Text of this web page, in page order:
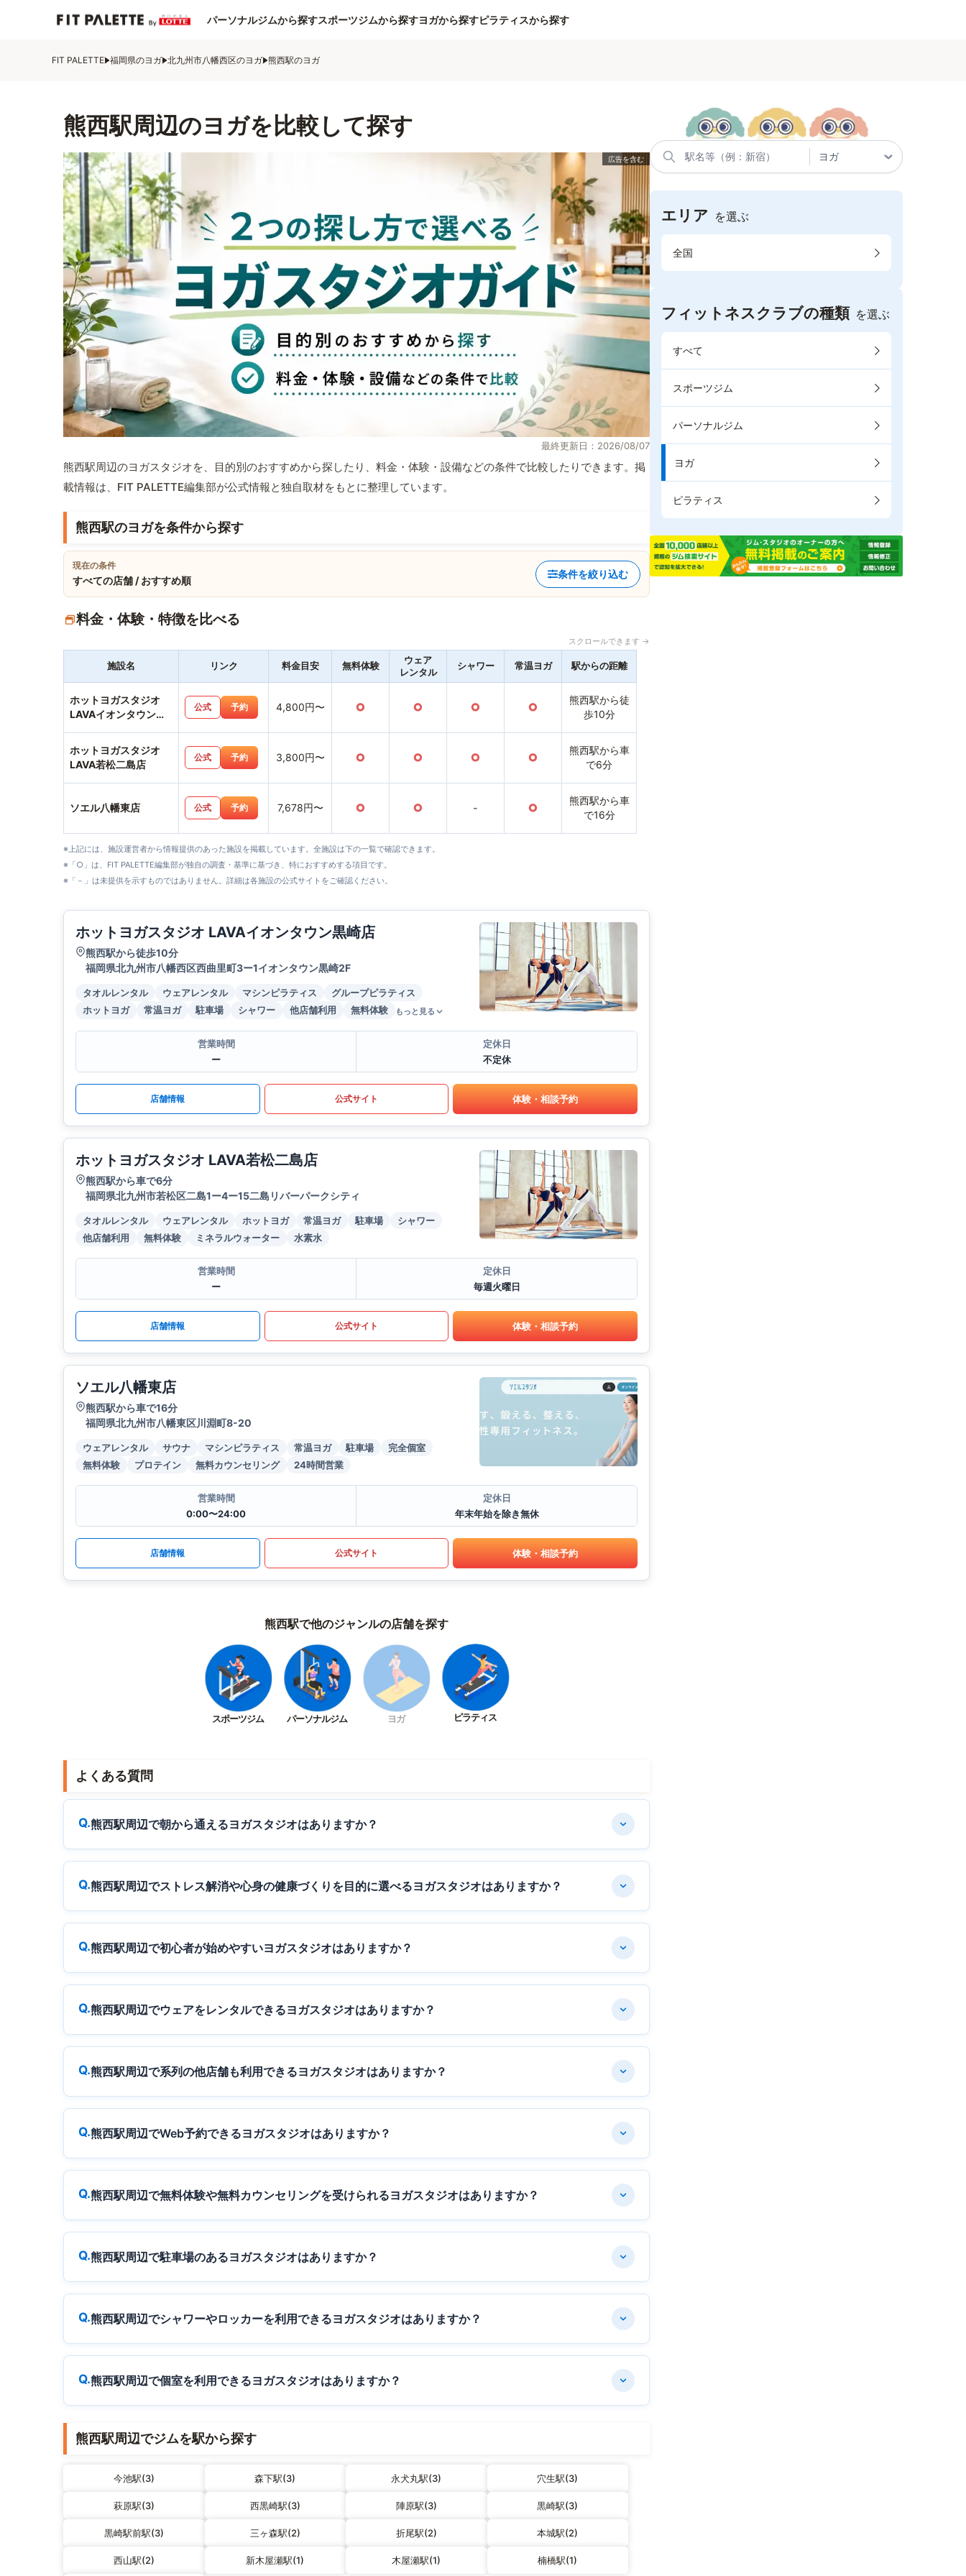
パーソナルジムから探すスポーツジムから探すヨガから探すピラティスから探す
FIT PALETTE 福岡県のヨガ 北九州市八幡西区のヨガ 熊西駅のヨガ
熊西駅周辺のヨガを比較して探す
最終更新日：2026/08/07
熊西駅周辺のヨガスタジオを、目的別のおすすめから探したり、料金・体験・設備などの条件で比較したりできます。掲
載情報は、FIT PALETTE編集部が公式情報と独自取材をもとに整理しています。
熊西駅のヨガを条件から探す
現在の条件
すべての店舗 / おすすめ順
条件を絞り込む
料金・体験・特徴を比べる
スクロールできます →
施設名 リンク 料金目安 無料体験
ウェア
レンタル
シャワー 常温ヨガ 駅からの距離
ホットヨガスタジオ
LAVAイオンタウン黒
公式 予約 4,800円〜 ○ ○ ○ ○
熊西駅から徒
歩10分
ホットヨガスタジオ
LAVA若松二島店
公式 予約 3,800円〜 ○ ○ ○ ○
熊西駅から車
で6分
ソエル八幡東店 公式 予約 7,678円〜 ○ ○ - ○
熊西駅から車
で16分
※上記には、施設運営者から情報提供のあった施設を掲載しています。全施設は下の一覧で確認できます。
※「○」は、FIT PALETTE編集部が独自の調査・基準に基づき、特におすすめする項目です。
※「－」は未提供を示すものではありません。詳細は各施設の公式サイトをご確認ください。
ホットヨガスタジオ LAVAイオンタウン黒崎店
熊西駅から徒歩10分
福岡県北九州市八幡西区西曲里町3ー1イオンタウン黒崎2F
タオルレンタル ウェアレンタル マシンピラティス
グループピラティス
ホットヨガ
常温ヨガ 駐車場 シャワー 他店舗利用 無料体験 もっと見る
営業時間
ー
定休日
不定休
店舗情報 公式サイト 体験・相談予約
ホットヨガスタジオ LAVA若松二島店
熊西駅から車で6分
福岡県北九州市若松区二島1ー4ー15二島リバーパークシティ
タオルレンタル ウェアレンタル ホットヨガ 常温ヨガ 駐車場
シャワー
他店舗利用
無料体験 ミネラルウォーター 水素水
営業時間
ー
定休日
毎週火曜日
店舗情報 公式サイト 体験・相談予約
ソエル八幡東店
熊西駅から車で16分
福岡県北九州市八幡東区川淵町8-20
ウェアレンタル サウナ マシンピラティス 常温ヨガ 駐車場
完全個室
無料体験
プロテイン 無料カウンセリング 24時間営業
営業時間
0:00〜24:00
定休日
年末年始を除き無休
店舗情報 公式サイト 体験・相談予約
熊西駅で他のジャンルの店舗を探す
スポーツジム パーソナルジム ヨガ ピラティス
よくある質問
熊西駅周辺で朝から通えるヨガスタジオはありますか？
熊西駅周辺でストレス解消や心身の健康づくりを目的に選べるヨガスタジオはありますか？
熊西駅周辺で初心者が始めやすいヨガスタジオはありますか？
熊西駅周辺でウェアをレンタルできるヨガスタジオはありますか？
熊西駅周辺で系列の他店舗も利用できるヨガスタジオはありますか？
熊西駅周辺でWeb予約できるヨガスタジオはありますか？
熊西駅周辺で無料体験や無料カウンセリングを受けられるヨガスタジオはありますか？
熊西駅周辺で駐車場のあるヨガスタジオはありますか？
熊西駅周辺でシャワーやロッカーを利用できるヨガスタジオはありますか？
熊西駅周辺で個室を利用できるヨガスタジオはありますか？
熊西駅周辺でジムを駅から探す
今池駅(3) 森下駅(3) 永犬丸駅(3) 穴生駅(3)
萩原駅(3) 西黒崎駅(3) 陣原駅(3) 黒崎駅(3)
黒崎駅前駅(3) 三ヶ森駅(2) 折尾駅(2) 本城駅(2)
西山駅(2) 新木屋瀬駅(1) 木屋瀬駅(1) 楠橋駅(1)
エリア を選ぶ
全国
フィットネスクラブの種類 を選ぶ
すべて
スポーツジム
パーソナルジム
ヨガ
ピラティス